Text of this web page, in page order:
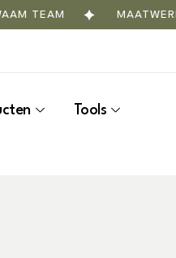
TEAM MAATWERK
Tools